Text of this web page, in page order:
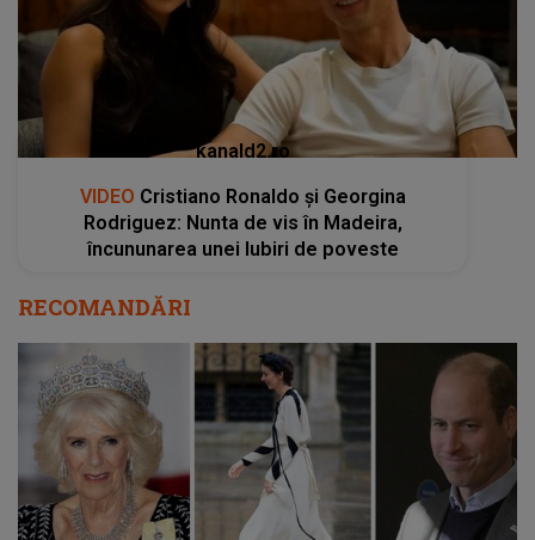
kanald2.ro
VIDEO Cristiano Ronaldo și Georgina
Rodriguez: Nunta de vis în Madeira,
încununarea unei Iubiri de poveste
RECOMANDĂRI